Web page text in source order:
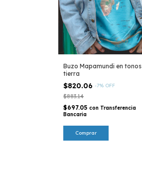
Buzo Mapamundi en tonos
tierra
$820.06 -7% OFF
$883.14
$697.05 con Transferencia
Bancaria
Comprar